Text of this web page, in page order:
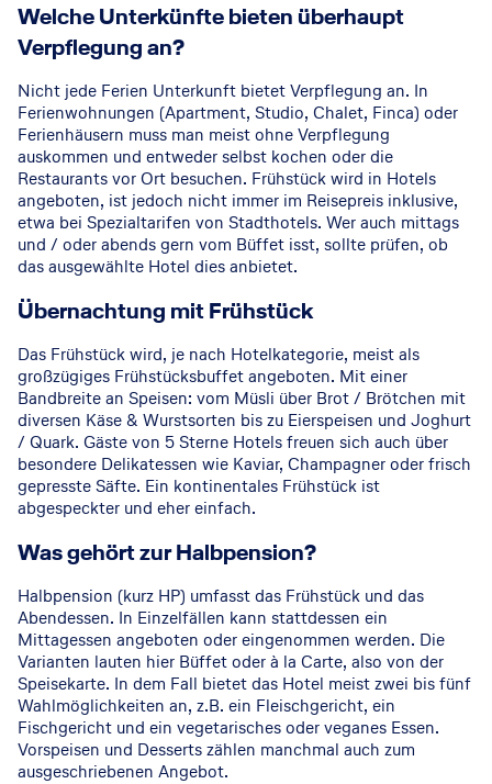
Welche Unterkünfte bieten überhaupt
Verpflegung an?
Nicht jede Ferien Unterkunft bietet Verpflegung an. In
Ferienwohnungen (Apartment, Studio, Chalet, Finca) oder
Ferienhäusern muss man meist ohne Verpflegung
auskommen und entweder selbst kochen oder die
Restaurants vor Ort besuchen. Frühstück wird in Hotels
angeboten, ist jedoch nicht immer im Reisepreis inklusive,
etwa bei Spezialtarifen von Stadthotels. Wer auch mittags
und / oder abends gern vom Büffet isst, sollte prüfen, ob
das ausgewählte Hotel dies anbietet.
Übernachtung mit Frühstück
Das Frühstück wird, je nach Hotelkategorie, meist als
großzügiges Frühstücksbuffet angeboten. Mit einer
Bandbreite an Speisen: vom Müsli über Brot / Brötchen mit
diversen Käse & Wurstsorten bis zu Eierspeisen und Joghurt
/ Quark. Gäste von 5 Sterne Hotels freuen sich auch über
besondere Delikatessen wie Kaviar, Champagner oder frisch
gepresste Säfte. Ein kontinentales Frühstück ist
abgespeckter und eher einfach.
Was gehört zur Halbpension?
Halbpension (kurz HP) umfasst das Frühstück und das
Abendessen. In Einzelfällen kann stattdessen ein
Mittagessen angeboten oder eingenommen werden. Die
Varianten lauten hier Büffet oder à la Carte, also von der
Speisekarte. In dem Fall bietet das Hotel meist zwei bis fünf
Wahlmöglichkeiten an, z.B. ein Fleischgericht, ein
Fischgericht und ein vegetarisches oder veganes Essen.
Vorspeisen und Desserts zählen manchmal auch zum
ausgeschriebenen Angebot.